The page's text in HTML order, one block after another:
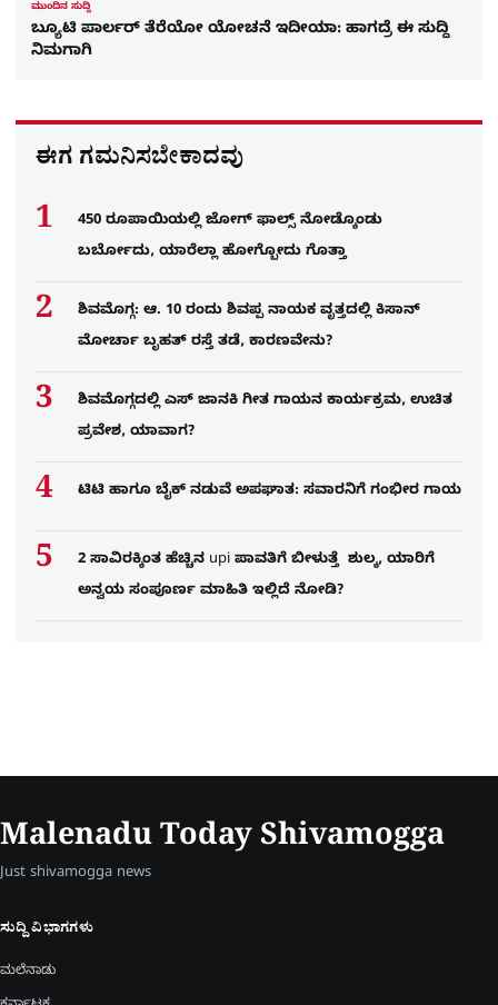
ಮುಂದಿನ ಸುದ್ದಿ
ಬ್ಯೂಟಿ ಪಾರ್ಲರ್​ ತೆರೆಯೋ ಯೋಚನೆ ಇದೀಯಾ: ಹಾಗದ್ರೆ ಈ ಸುದ್ದಿ
ನಿಮಗಾಗಿ
ಈಗ ಗಮನಿಸಬೇಕಾದವು
450 ರೂಪಾಯಿಯಲ್ಲಿ ಜೋಗ್​ ಫಾಲ್ಸ್​ ನೋಡ್ಕೊಂಡು
ಬರ್ಬೋದು, ಯಾರೆಲ್ಲಾ ಹೋಗ್ಬೋದು ಗೊತ್ತಾ
ಶಿವಮೊಗ್ಗ: ಆ. 10 ರಂದು ಶಿವಪ್ಪ ನಾಯಕ ವೃತ್ತದಲ್ಲಿ ಕಿಸಾನ್
ಮೋರ್ಚಾ ಬೃಹತ್ ರಸ್ತೆ ತಡೆ, ಕಾರಣವೇನು?
ಶಿವಮೊಗ್ಗದಲ್ಲಿ ಎಸ್​ ಜಾನಕಿ ಗೀತ ಗಾಯನ ಕಾರ್ಯಕ್ರಮ, ಉಚಿತ
ಪ್ರವೇಶ, ಯಾವಾಗ?
ಟಿಟಿ ಹಾಗೂ ಬೈಕ್ ನಡುವೆ ಅಪಘಾತ: ಸವಾರನಿಗೆ ಗಂಭೀರ ಗಾಯ
2 ಸಾವಿರಕ್ಕಿಂತ ಹೆಚ್ಚಿನ upi ಪಾವತಿಗೆ ಬೀಳುತ್ತೆ ಶುಲ್ಕ, ಯಾರಿಗೆ
ಅನ್ವಯ ಸಂಪೂರ್ಣ ಮಾಹಿತಿ ಇಲ್ಲಿದೆ ನೋಡಿ?
Malenadu Today Shivamogga
Just shivamogga news
ಸುದ್ದಿ ವಿಭಾಗಗಳು
ಮಲೆನಾಡು